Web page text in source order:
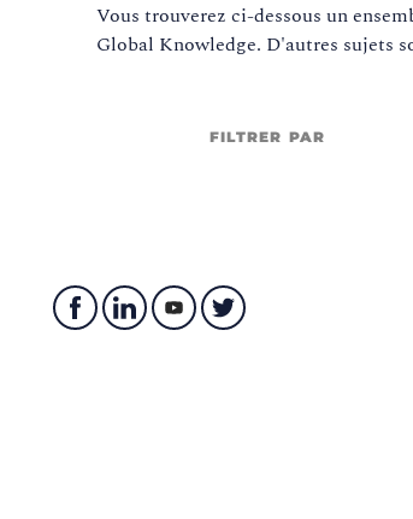
Vous trouverez ci-dessous un
Global Knowledge. D'autres sujets
FILTRER PAR